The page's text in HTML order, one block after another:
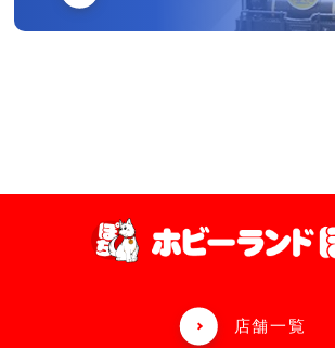
店舗一覧